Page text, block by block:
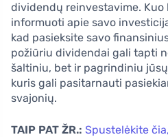
dividendų reinvestavime.
informuoti apie savo
kad pasieksite savo
požiūriu dividendai gali tapti
šaltiniu, bet ir pagrindiniu
kuris gali pasitarnauti
svajonių.
TAIP PAT ŽR.: Spustelėkite